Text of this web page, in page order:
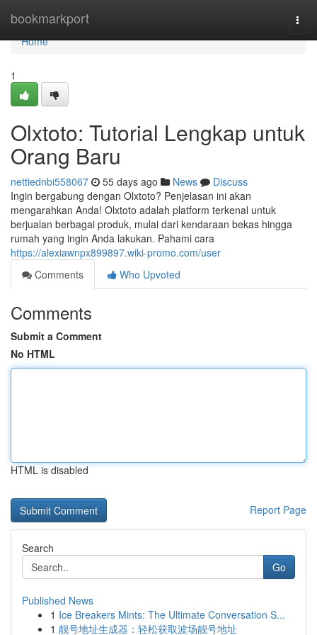
bookmarkport
Home
Home
1
Olxtoto: Tutorial Lengkap untuk
Orang Baru
nettiednbi558067 55 days ago News
Discuss
Ingin bergabung dengan Olxtoto? Penjelasan ini akan
mengarahkan Anda! Olxtoto adalah platform terkenal untuk
berjualan berbagai produk, mulai dari kendaraan bekas hingga
rumah yang ingin Anda lakukan. Pahami cara
https://alexiawnpx899897.wiki-promo.com/user
Comments
Who Upvoted
Comments
Submit a Comment
No HTML
HTML is disabled
Report Page
Search
Go
Published News
1 Ice Breakers Mints: The Ultimate Conversation S...
1 靓号地址生成器：轻松获取波场靓号地址